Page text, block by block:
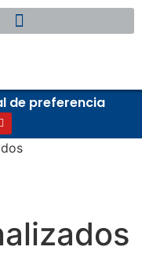
de preferencia